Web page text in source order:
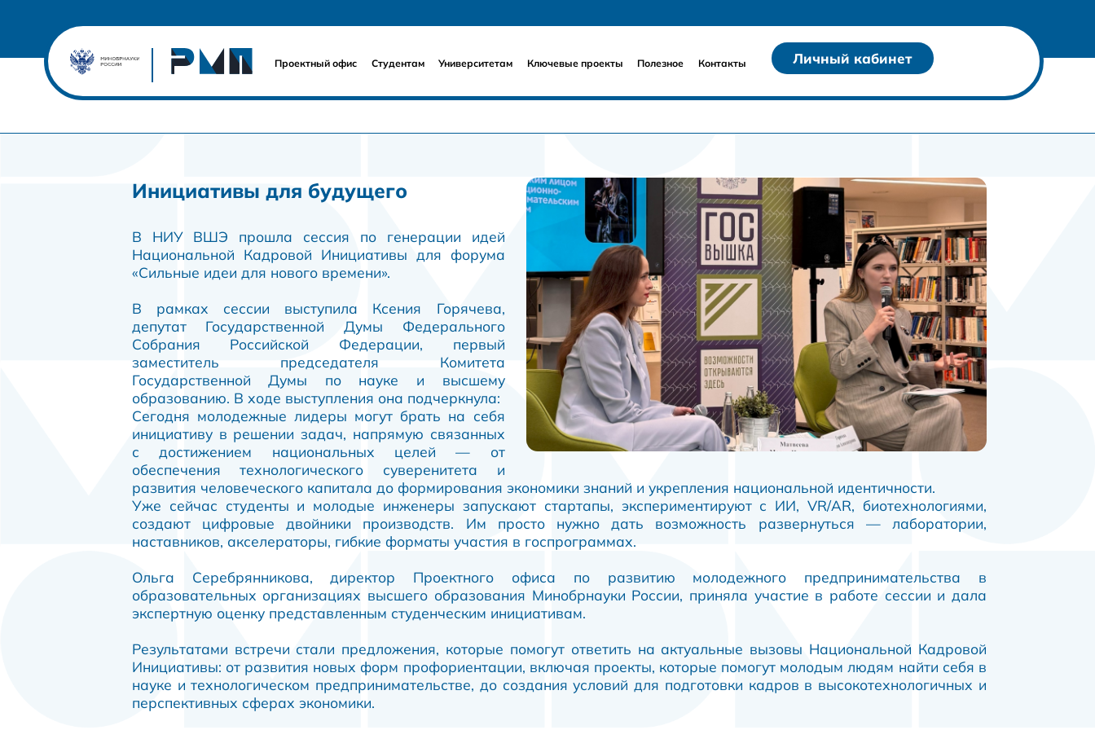
Проектный офис Студентам Университетам Ключевые проекты Полезное Контакты Личный кабинет
Инициативы для будущего
В НИУ ВШЭ прошла сессия по генерации идей
Национальной Кадровой Инициативы для форума
«Сильные идеи для нового времени».
В рамках сессии выступила Ксения Горячева,
депутат Государственной Думы Федерального
Собрания Российской Федерации, первый
заместитель председателя Комитета
Государственной Думы по науке и высшему
образованию. В ходе выступления она подчеркнула:
Сегодня молодежные лидеры могут брать на себя
инициативу в решении задач, напрямую связанных
с достижением национальных целей — от
обеспечения технологического суверенитета и
развития человеческого капитала до формирования экономики знаний и укрепления национальной идентичности.
Уже сейчас студенты и молодые инженеры запускают стартапы, экспериментируют с ИИ, VR/AR, биотехнологиями,
создают цифровые двойники производств. Им просто нужно дать возможность развернуться — лаборатории,
наставников, акселераторы, гибкие форматы участия в госпрограммах.
Ольга Серебрянникова, директор Проектного офиса по развитию молодежного предпринимательства в
образовательных организациях высшего образования Минобрнауки России, приняла участие в работе сессии и дала
экспертную оценку представленным студенческим инициативам.
Результатами встречи стали предложения, которые помогут ответить на актуальные вызовы Национальной Кадровой
Инициативы: от развития новых форм профориентации, включая проекты, которые помогут молодым людям найти себя в
науке и технологическом предпринимательстве, до создания условий для подготовки кадров в высокотехнологичных и
перспективных сферах экономики.